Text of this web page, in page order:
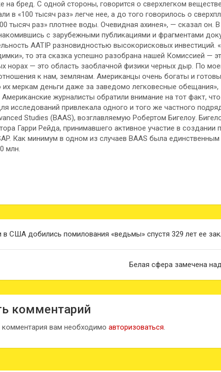
на бред. С одной стороны, говорится о сверхлегком
в «100 тысяч раз» легче нее, а до того говорилось о
тысяч раз» плотнее воды. Очевидная ахинея», — сказал он.
с зарубежными публикациями и фрагментами
AATIP разновидностью высокорисковых инвестиций.
то эта сказка успешно разобрана нашей Комиссией —
норах — это область заоблачной физики черных дыр. По
к нам, землянам. Американцы очень богаты и
их меркам деньги даже за заведомо легковесные
журналисты обратили внимание на тот факт,
исследований привлекала одного и того же частного
Studies (BAAS), возглавляемую Робертом Бигелоу.
Гарри Рейда, принимавшего активное участие в создании
Как минимум в одном из случаев BAAS была
млн.
США добились помилования «ведьмы» спустя 329 лет ее
Белая сфера замечена
комментарий
вам необходимо авторизоваться.